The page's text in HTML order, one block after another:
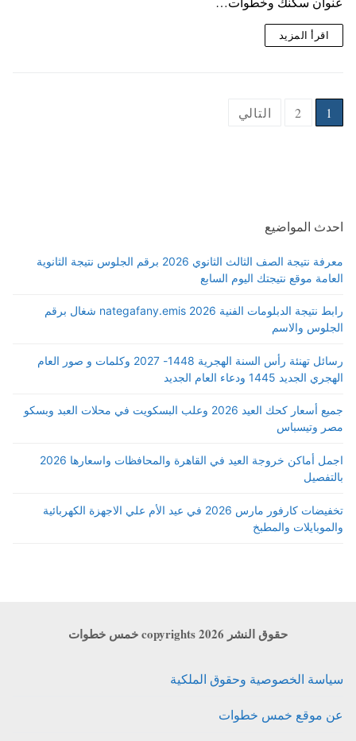
اقرأ المزيد
Posts
1
2 التالي
احدث المواضيع
معرفة نتيجة الصف الثالث الثانوي 2026 برقم الجلوس نتيجة الثانوية
العامة موقع نتيجتك اليوم السابع
رابط نتيجة الدبلومات الفنية 2026 nategafany.emis شغال برقم
الجلوس والاسم
رسائل تهنئة رأس السنة الهجرية 1448- 2027 وكلمات و صور العام
الهجري الجديد 1445 ودعاء العام الجديد
جميع أسعار كحك العيد 2026 وعلب البسكويت في محلات العبد وبسكو
مصر وتيسباس
اجمل أماكن خروجة العيد في القاهرة والمحافظات واسعارها 2026
بالتفصيل
تخفيضات كارفور مارس 2026 في عيد الأم علي الاجهزة الكهربائية
والموبايلات والمطبخ
حقوق النشر copyrights 2026 خمس خطوات
سياسة الخصوصية وحقوق الملكية
عن موقع خمس خطوات